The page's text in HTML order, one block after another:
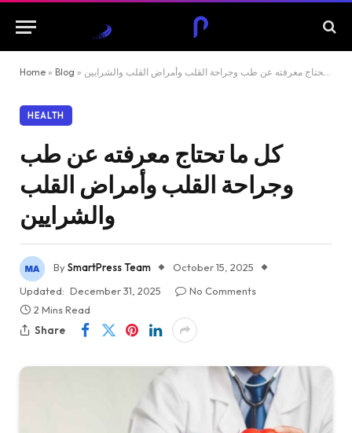
Home » Blog » كل ما تحتاج معرفته عن طب وجراحة القلب وأمراض القلب والشرايين
HEALTH
كل ما تحتاج معرفته عن طب
وجراحة القلب وأمراض القلب
والشرايين
BySmartPress Team
October 15, 2025
Updated: December 31, 2025
No Comments
2 Mins Read
Share